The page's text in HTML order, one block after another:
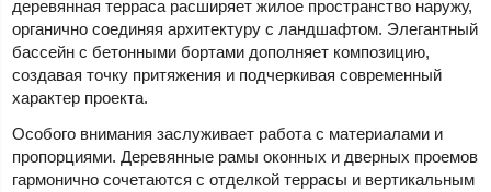
деревянная терраса расширяет жилое пространство наружу,
органично соединяя архитектуру с ландшафтом. Элегантный
бассейн с бетонными бортами дополняет композицию,
создавая точку притяжения и подчеркивая современный
характер проекта.
Особого внимания заслуживает работа с материалами и
пропорциями. Деревянные рамы оконных и дверных проемов
гармонично сочетаются с отделкой террасы и вертикальным